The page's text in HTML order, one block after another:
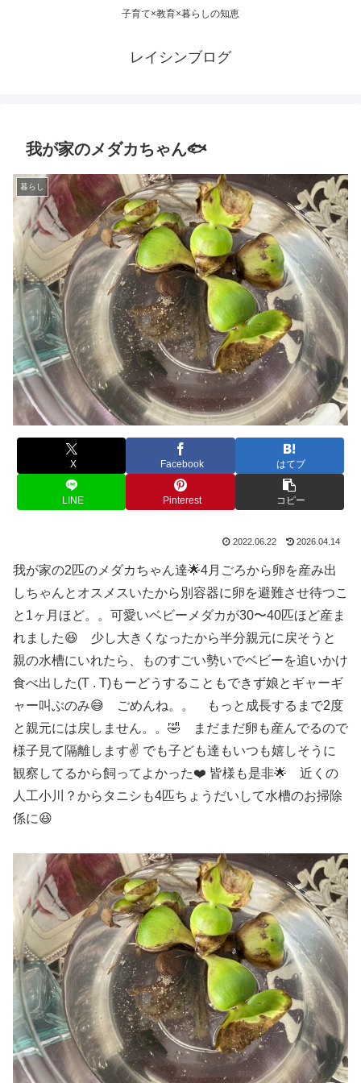
子育て×教育×暮らしの知恵
レイシンブログ
我が家のメダカちゃん🐟
暮らし
X Facebook はてブ
LINE Pinterest コピー
2022.06.22 2026.04.14
我が家の2匹のメダカちゃん達🌟4月ごろから卵を産み出
しちゃんとオスメスいたから別容器に卵を避難させ待つこ
と1ヶ月ほど。。可愛いベビーメダカが30〜40匹ほど産ま
れました😆 少し大きくなったから半分親元に戻そうと
親の水槽にいれたら、ものすごい勢いでベビーを追いかけ
食べ出した(T . T)もーどうすることもできず娘とギャーギ
ャー叫ぶのみ😅 ごめんね。。 もっと成長するまで2度
と親元には戻しません。。🤣 まだまだ卵も産んでるので
様子見て隔離します✌️ でも子ども達もいつも嬉しそうに
観察してるから飼ってよかった❤️ 皆様も是非🌟 近くの
人工小川？からタニシも4匹ちょうだいして水槽のお掃除
係に😆